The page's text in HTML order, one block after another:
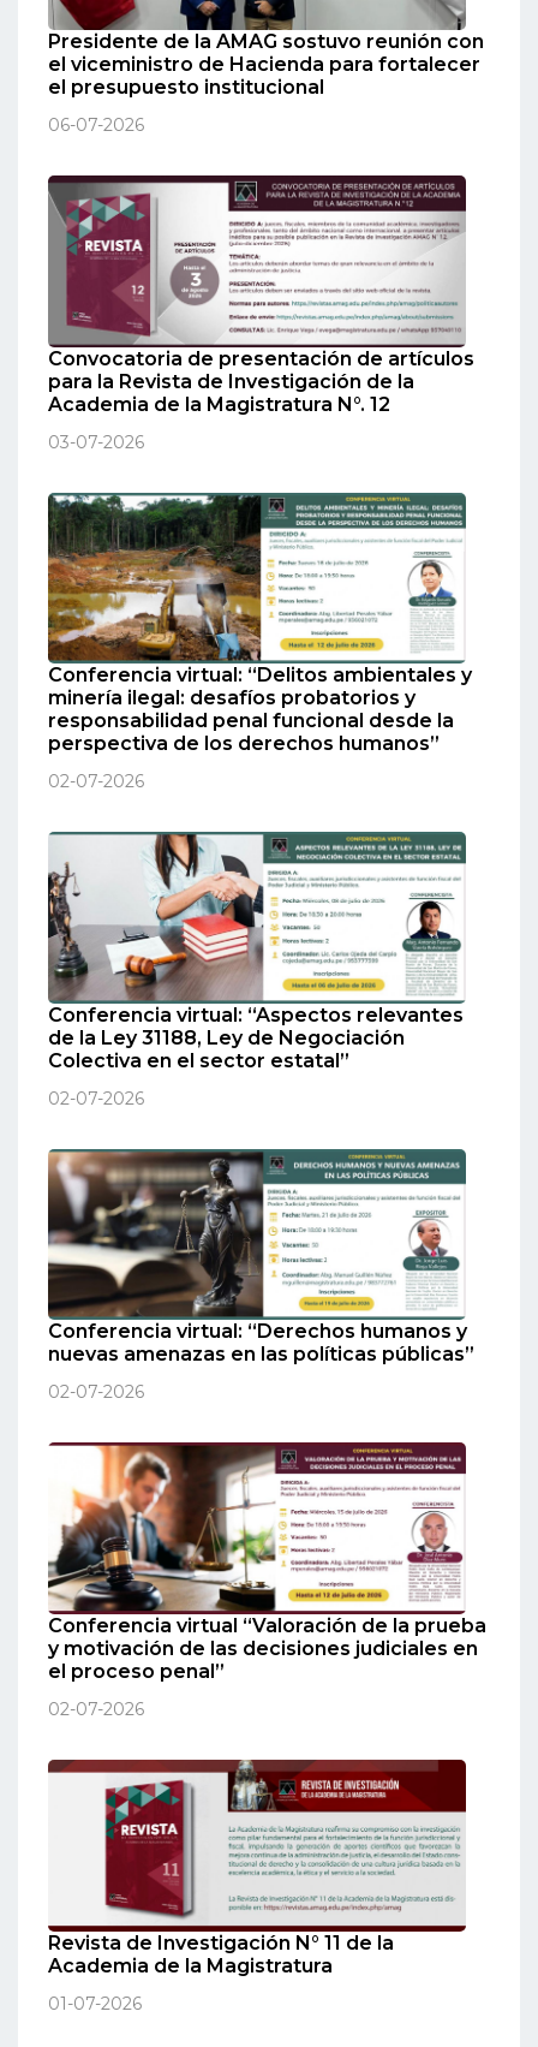
Presidente de la AMAG sostuvo reunión con
el viceministro de Hacienda para fortalecer
el presupuesto institucional
06-07-2026
Convocatoria de presentación de artículos
para la Revista de Investigación de la
Academia de la Magistratura N°. 12
03-07-2026
Conferencia virtual: “Delitos ambientales y
minería ilegal: desafíos probatorios y
responsabilidad penal funcional desde la
perspectiva de los derechos humanos”
02-07-2026
Conferencia virtual: “Aspectos relevantes
de la Ley 31188, Ley de Negociación
Colectiva en el sector estatal”
02-07-2026
Conferencia virtual: “Derechos humanos y
nuevas amenazas en las políticas públicas”
02-07-2026
Conferencia virtual “Valoración de la prueba
y motivación de las decisiones judiciales en
el proceso penal”
02-07-2026
Revista de Investigación N° 11 de la
Academia de la Magistratura
01-07-2026